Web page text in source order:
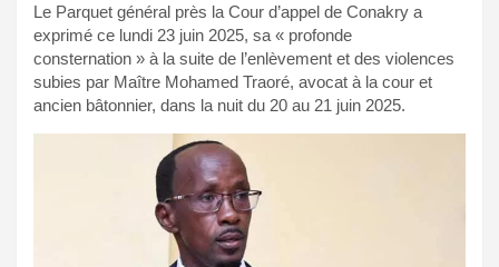
Le Parquet général près la Cour d’appel de Conakry a
exprimé ce lundi 23 juin 2025, sa « profonde
consternation » à la suite de l’enlèvement et des violences
subies par Maître Mohamed Traoré, avocat à la cour et
ancien bâtonnier, dans la nuit du 20 au 21 juin 2025.